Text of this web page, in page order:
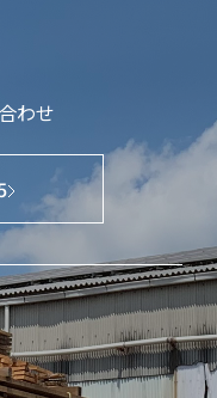
わせ